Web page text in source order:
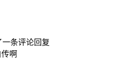
一条评论回复
啊